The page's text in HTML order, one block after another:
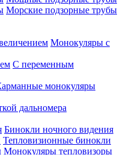
Морские подзорные трубы
Монокуляры с
С переменным
монокуляры
дальномера
Бинокли ночного видения
Тепловизионные бинокли
Монокуляры тепловизоры